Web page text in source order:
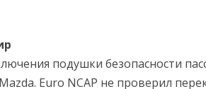
подушки безопасности
Euro NCAP не проверил